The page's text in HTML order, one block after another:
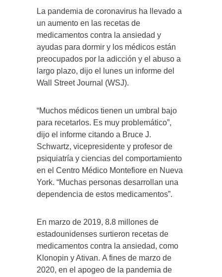
La pandemia de coronavirus ha llevado a
un aumento en las recetas de
medicamentos contra la ansiedad y
ayudas para dormir y los médicos están
preocupados por la adicción y el abuso a
largo plazo, dijo el lunes un informe del
Wall Street Journal (WSJ).
“Muchos médicos tienen un umbral bajo
para recetarlos. Es muy problemático”,
dijo el informe citando a Bruce J.
Schwartz, vicepresidente y profesor de
psiquiatría y ciencias del comportamiento
en el Centro Médico Montefiore en Nueva
York. “Muchas personas desarrollan una
dependencia de estos medicamentos”.
En marzo de 2019, 8.8 millones de
estadounidenses surtieron recetas de
medicamentos contra la ansiedad, como
Klonopin y Ativan. A fines de marzo de
2020, en el apogeo de la pandemia de